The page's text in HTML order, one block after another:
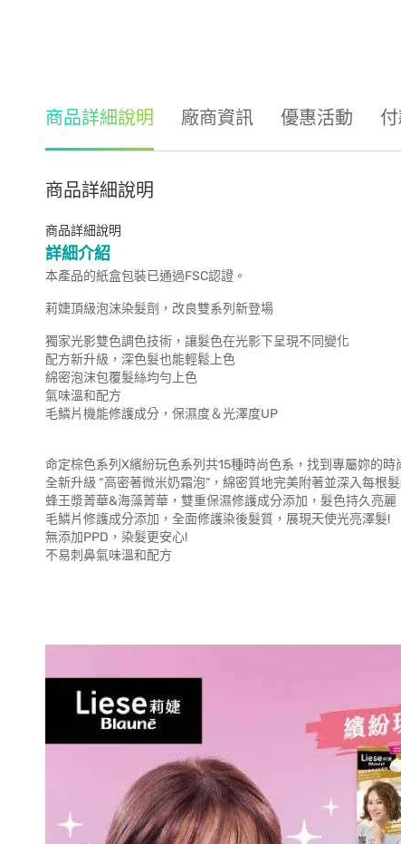
商品詳細說明 廠商資訊 優惠活動
商品詳細說明
商品詳細說明
詳細介紹
本產品的紙盒包裝已通過FSC認證。
莉婕頂級泡沫染髮劑，改良雙系列新登場
獨家光影雙色調色技術，讓髮色在光影下呈現不同變化
配方新升級，深色髮也能輕鬆上色
綿密泡沫包覆髮絲均勻上色
氣味溫和配方
毛鱗片機能修護成分，保濕度＆光澤度UP
命定棕色系列X繽紛玩色系列共15種時尚色系，找到專屬妳的時
全新升級 “高密著微米奶霜泡”，綿密質地完美附著並深入每根
蜂王漿菁華&海藻菁華，雙重保濕修護成分添加，髮色持久亮麗
毛鱗片修護成分添加，全面修護染後髮質，展現天使光亮澤髮!
無添加PPD，染髮更安心!
不易刺鼻氣味溫和配方